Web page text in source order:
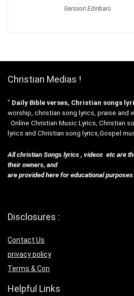
Gersson Edinbaro
Christian Medias !
” Daily Bible verses, Christian songs
worship, christian song lyrics, praise and
. Online Christian Music Lyrics, Christian
lyrics and Christian song lyrics,Gospel
All christian Songs lyrics , videos etc are
their owners, and
are provided here for educational purposes
Disclosures :
Contact Us
privacy policy
Terms & Con
Helpful Links